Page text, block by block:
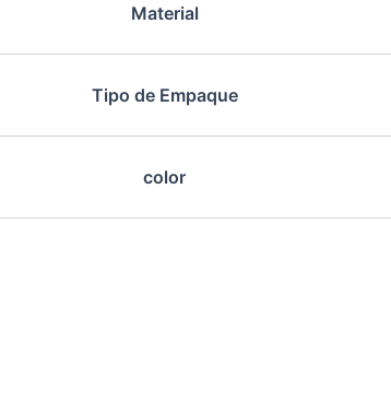
Material
Tipo de Empaque
color